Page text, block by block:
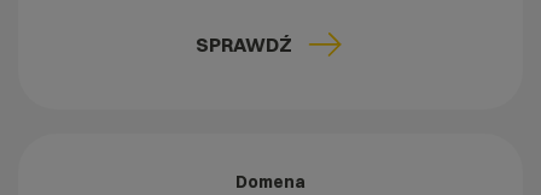
SPRAWDŹ
Domena